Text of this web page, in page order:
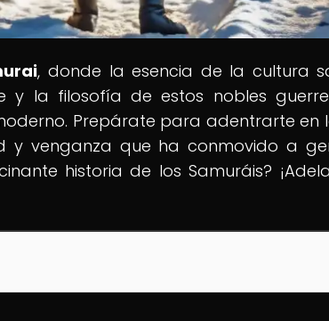
, donde la esencia de la cultura
y la filosofía de estos nobles
Prepárate para adentrarte en
y venganza que ha conmovido a
historia de los Samuráis?